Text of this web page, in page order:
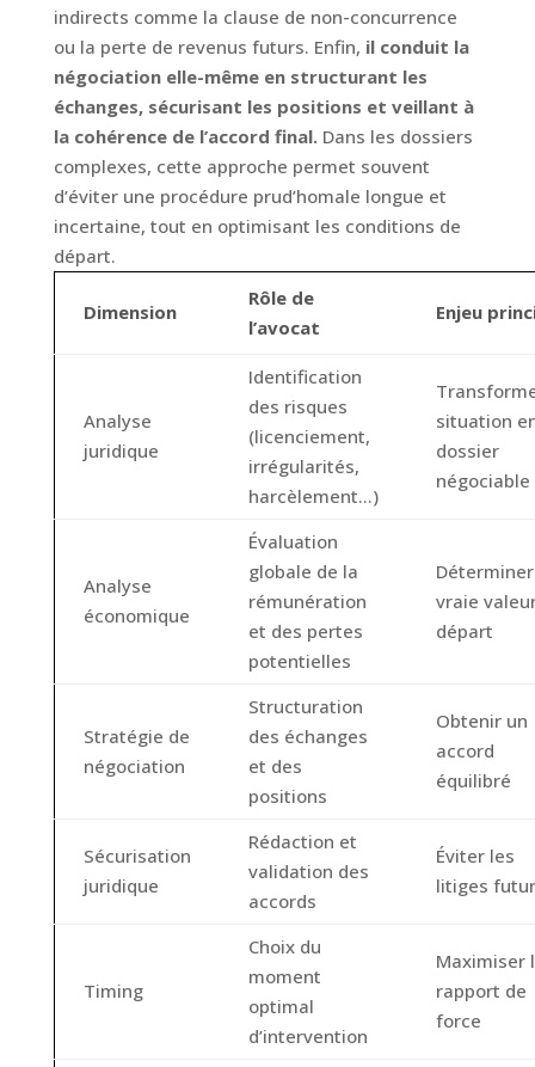
indirects comme la clause de non-concurrence
ou la perte de revenus futurs. Enfin, il conduit la
négociation elle-même en structurant les
échanges, sécurisant les positions et veillant à
la cohérence de l’accord final.Dans les dossiers
complexes, cette approche permet souvent
d’éviter une procédure prud’homale longue et
incertaine, tout en optimisant les conditions de
départ.
Dimension
Rôle de
l’avocat
Enjeu
Analyse
juridique
Identification
des risques
(licenciement,
irrégularités,
harcèlement…)
situation
dossier
négociable
Analyse
économique
Évaluation
globale de la
rémunération
et des pertes
potentielles
vraie
départ
Stratégie de
négociation
Structuration
des échanges
et des
positions
Obtenir un
accord
équilibré
Sécurisation
juridique
Rédaction et
validation des
accords
Éviter les
litiges
Timing
Choix du
moment
optimal
d’intervention
Maximiser
rapport de
force